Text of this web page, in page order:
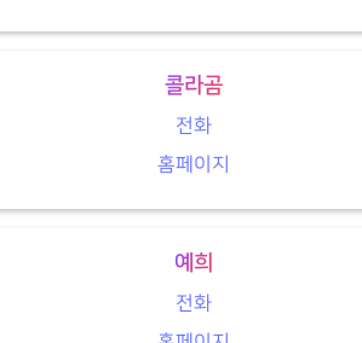
콜라곰
전화
홈페이지
예희
전화